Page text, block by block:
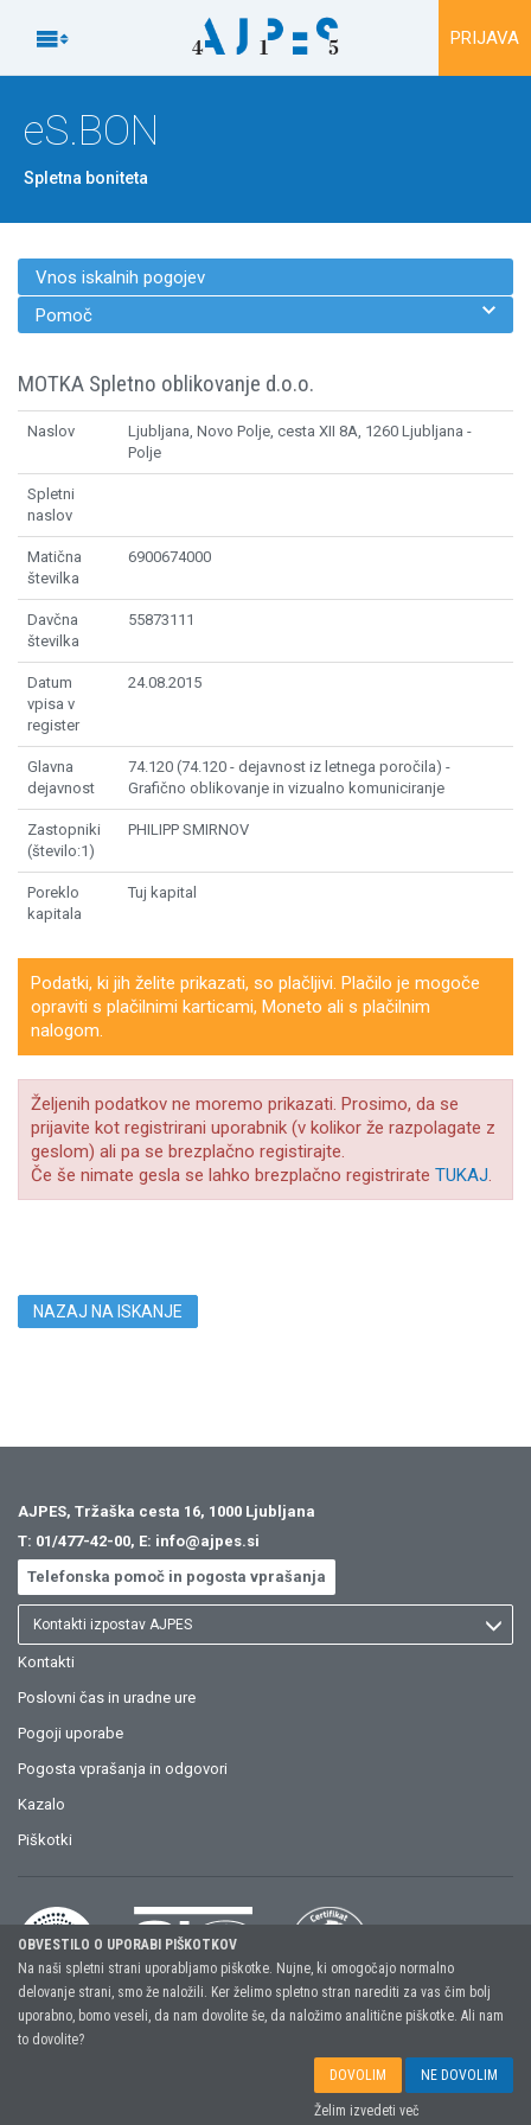
Na vsebino
 PRIJAVA
eS.BON
Spletna boniteta
Vnos iskalnih pogojev
Pomoč

MOTKA Spletno oblikovanje d.o.o.
Naslov
Ljubljana, Novo Polje, cesta XII 8A, 1260 Ljubljana -
Polje
Spletni
naslov
Matična
številka
6900674000
Davčna
številka
55873111
Datum
vpisa v
register
24.08.2015
Glavna
dejavnost
74.120 (74.120 - dejavnost iz letnega poročila) -
Grafično oblikovanje in vizualno komuniciranje
Zastopniki
(število:1)
PHILIPP SMIRNOV
Poreklo
kapitala
Tuj kapital
Podatki, ki jih želite prikazati, so plačljivi. Plačilo je mogoče
opraviti s plačilnimi karticami, Moneto ali s plačilnim
nalogom.
Željenih podatkov ne moremo prikazati. Prosimo, da se
prijavite kot registrirani uporabnik (v kolikor že razpolagate z
geslom) ali pa se brezplačno registirajte.
Če še nimate gesla se lahko brezplačno registrirate TUKAJ.
NAZAJ NA ISKANJE
AJPES, Tržaška cesta 16, 1000 Ljubljana
T: 01/477-42-00, E: info@ajpes.si
Telefonska pomoč in pogosta vprašanja
Kontakti izpostav AJPES
Kontakti
Poslovni čas in uradne ure
Pogoji uporabe
Pogosta vprašanja in odgovori
Kazalo
Piškotki
Copyright (C) 2026, AJPES, Agencija Republike Slovenije za javnopravne
OBVESTILO O UPORABI PIŠKOTKOV
Na naši spletni strani uporabljamo piškotke. Nujne, ki omogočajo normalno
delovanje strani, smo že naložili. Ker želimo spletno stran narediti za vas čim bolj
uporabno, bomo veseli, da nam dovolite še, da naložimo analitične piškotke. Ali nam
to dovolite?
DOVOLIM NE DOVOLIM
Želim izvedeti več